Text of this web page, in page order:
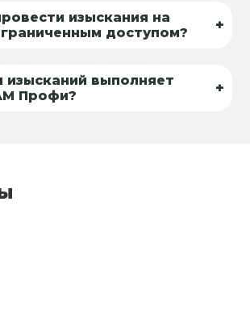
изыскания на
доступом?
+
изысканий выполняет
Профи?
+